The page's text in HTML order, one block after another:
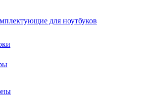
для ноутбуков